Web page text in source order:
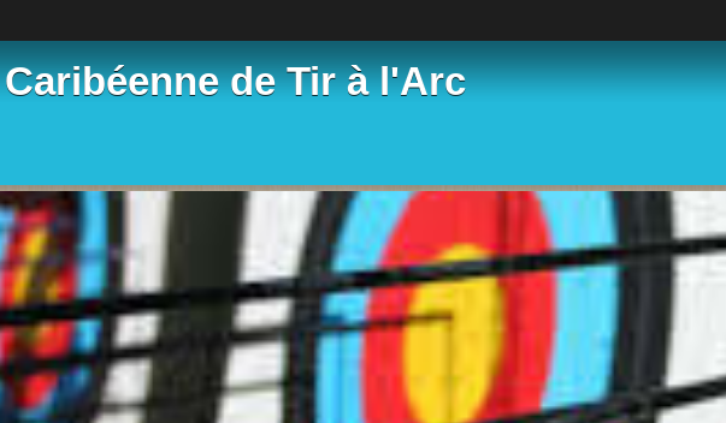
de Tir à l'Arc